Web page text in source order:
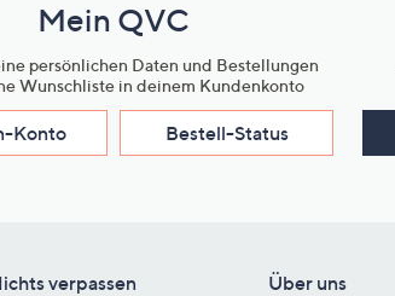
Mein QVC
persönlichen Daten und Bestellungen
Wunschliste in deinem Kundenkonto
Konto Bestell-Status
verpassen Über uns